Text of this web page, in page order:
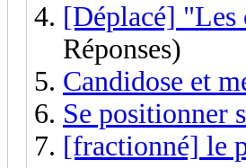
[Déplacé] "Les
Réponses)
Candidose et
Se positionner
[fractionné] le